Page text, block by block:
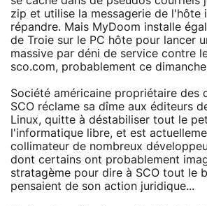
zip et utilise la messagerie de l'hôte
répandre. Mais MyDoom installe
de Troie sur le PC hôte pour lancer
massive par déni de service contre
sco.com, probablement ce
Société américaine propriétaire des
SCO réclame sa dîme aux éditeurs
Linux, quitte à déstabiliser tout le
l'informatique libre, et est
collimateur de nombreux
dont certains ont probablement
stratagème pour dire à SCO tout le
pensaient de son action juridique...